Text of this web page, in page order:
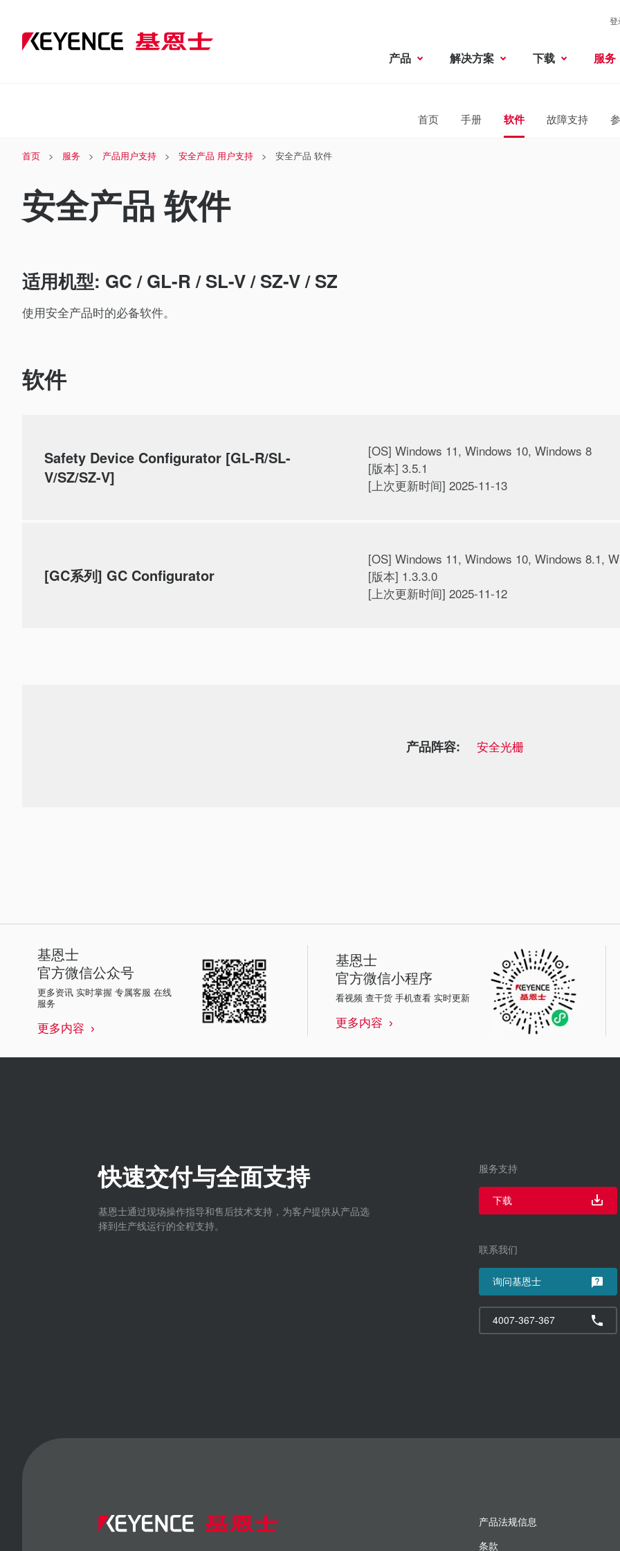
登
产品 解决方案 下载 服务
首页 手册 软件 故障支持
首页 服务 产品用户支持 安全产品 用户支持 安全产品 软件
安全产品 软件
适用机型: GC / GL-R / SL-V / SZ-V / SZ
使用安全产品时的必备软件。
软件
Safety Device Configurator [GL-R/SL-
V/SZ/SZ-V]
[OS] Windows 11, Windows 10, Windows 8
[版本] 3.5.1
[上次更新时间] 2025-11-13
[GC系列] GC Configurator
[OS] Windows 11, Windows 10, Windows 8.1,
[版本] 1.3.3.0
[上次更新时间] 2025-11-12
产品阵容: 安全光栅
基恩士
官方微信公众号
更多资讯 实时掌握 专属客服 在线
服务
更多内容
基恩士
官方微信小程序
看视频 查干货 手机查看 实时更新
更多内容
快速交付与全面支持
基恩士通过现场操作指导和售后技术支持，为客户提供从产品选
择到生产线运行的全程支持。
服务支持
下载
联系我们
询问基恩士
4007-367-367
产品法规信息
条款